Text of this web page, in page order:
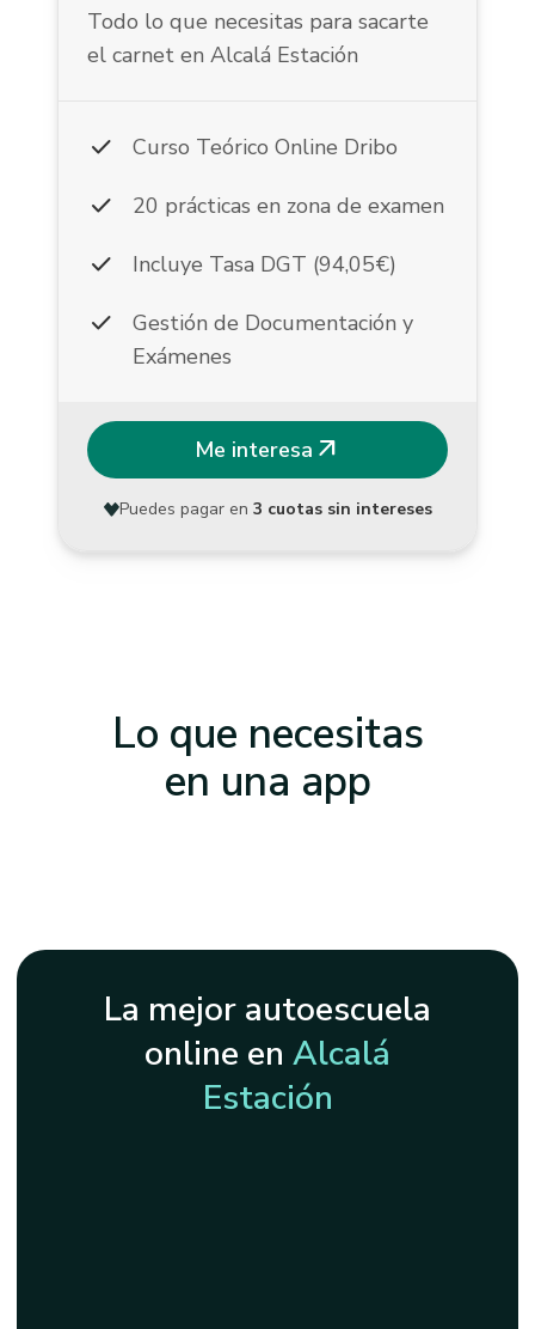
Todo lo que necesitas para sacarte
el carnet en Alcalá Estación
check Curso Teórico Online Dribo
check 20 prácticas en zona de examen
check Incluye Tasa DGT (94,05€)
check
Gestión de Documentación y
Exámenes
Me interesa arrow_outward
Puedes pagar en 3 cuotas sin intereses
Lo que necesitas
en una app
La mejor autoescuela
online en Alcalá
Estación